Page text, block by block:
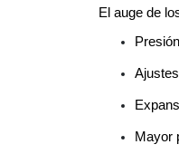
El auge de
Mayor